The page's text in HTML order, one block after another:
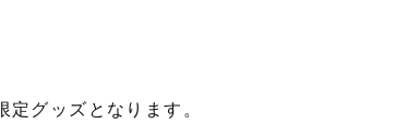
グッズとなります。